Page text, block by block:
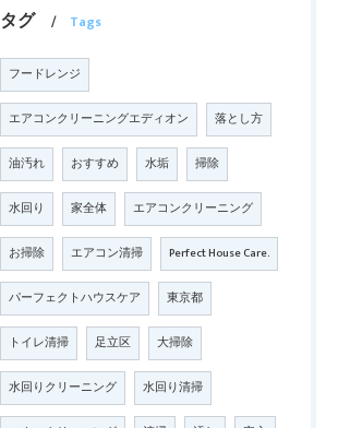
タグ Tags
フードレンジ
エアコンクリーニングエディオン 落とし方
油汚れ おすすめ 水垢 掃除
水回り 家全体 エアコンクリーニング
お掃除 エアコン清掃 Perfect House Care.
パーフェクトハウスケア 東京都
トイレ清掃 足立区 大掃除
水回りクリーニング 水回り清掃